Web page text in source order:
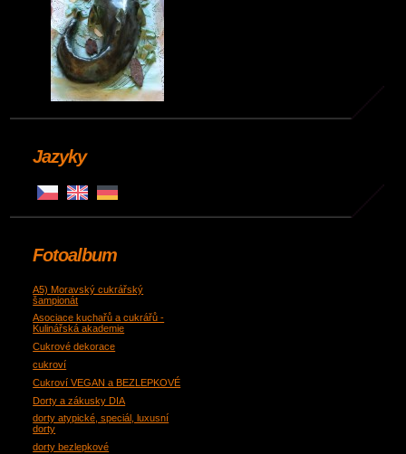
Jazyky
Fotoalbum
A5) Moravský cukrářský
šampionát
Asociace kuchařů a cukrářů -
Kulinářská akademie
Cukrové dekorace
cukroví
Cukroví VEGAN a BEZLEPKOVÉ
Dorty a zákusky DIA
dorty atypické, speciál, luxusní
dorty
dorty bezlepkové